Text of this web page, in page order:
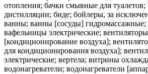
отопления; бачки смывные для
дистилляции; биде; бойлеры, за
ванны; ванны [сосуды] гидромассажные;
вафельницы электрические; вентиляторы
[кондиционирование воздуха];
для кондиционирования воздуха];
электрические; вертела; витрины
водонагреватели; водонагреватели